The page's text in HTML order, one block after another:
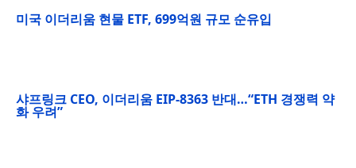
미국 이더리움 현물 ETF, 699억원 규모 순유입
샤프링크 CEO, 이더리움 EIP-8363 반대…“ETH 경쟁력 약
화 우려”